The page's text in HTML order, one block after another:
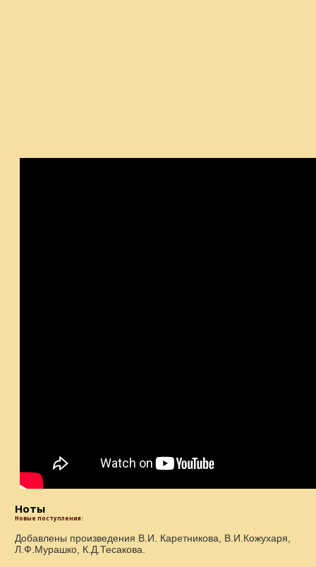
Ноты
Новые поступления:
Добавлены произведения В.И. Каретникова, В.И.Кожухаря,
Л.Ф.Мурашко, К.Д.Тесакова.